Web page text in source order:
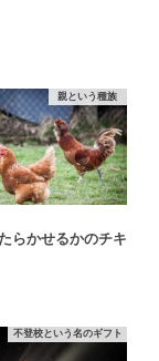
親という種族
らかせるかのチキ
不登校という名のギフト